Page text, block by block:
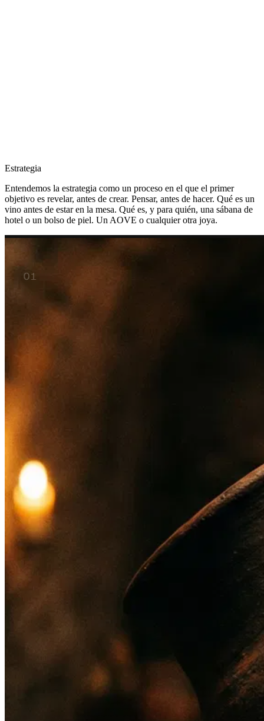
Estrategia
Entendemos la estrategia como un proceso en el que el primer
objetivo es revelar, antes de crear. Pensar, antes de hacer. Qué es un
vino antes de estar en la mesa. Qué es, y para quién, una sábana de
hotel o un bolso de piel. Un AOVE o cualquier otra joya.